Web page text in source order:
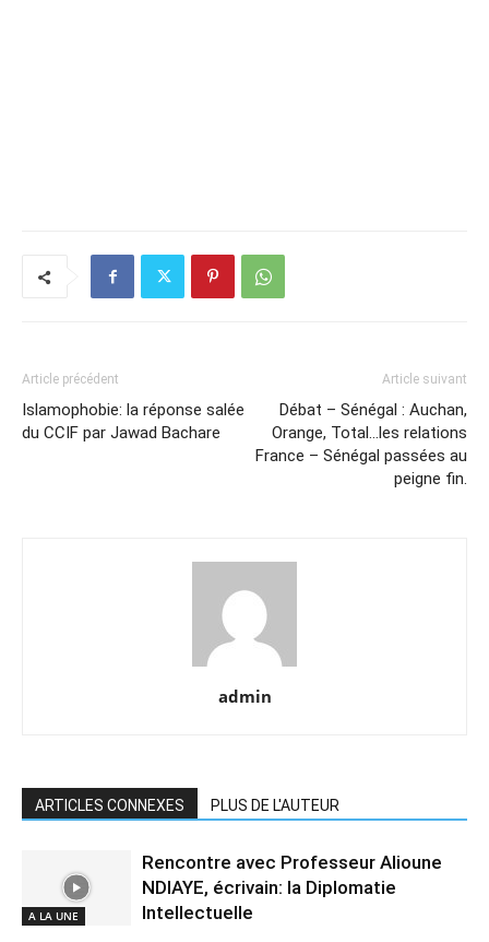
Article précédent
Islamophobie: la réponse salée
du CCIF par Jawad Bachare
Article suivant
Débat – Sénégal : Auchan,
Orange, Total…les relations
France – Sénégal passées au
peigne fin.
admin
ARTICLES CONNEXES PLUS DE L'AUTEUR
A LA UNE
Rencontre avec Professeur Alioune
NDIAYE, écrivain: la Diplomatie
Intellectuelle